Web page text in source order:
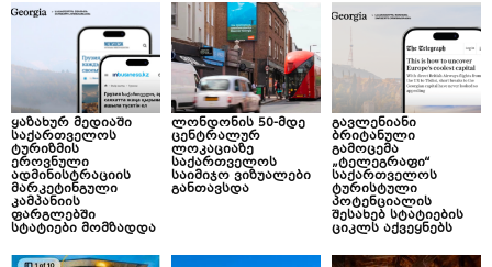
ყაზახურ მედიაში
საქართველოს
ტურიზმის
ეროვნული
ადმინისტრაციის
მარკეტინგული
კამპანიის
ფარგლებში
სტატიები მომზადდა
ლონდონის 50-მდე
ცენტრალურ
ლოკაციაზე
საქართველოს
საიმიჯო ვიზუალები
განთავსდა
გავლენიანი
ბრიტანული
გამოცემა
„ტელეგრაფი“
საქართველოს
ტურისტული
პოტენციალის
შესახებ სტატიების
ციკლს აქვეყნებს